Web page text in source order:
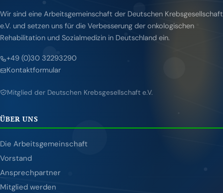
Wir sind eine Arbeitsgemeinschaft der Deutschen Krebsgesellschaft
e.V. und setzen uns für die Verbesserung der onkologischen
Rehabilitation und Sozialmedizin in Deutschland ein.
+49 (0)30 32293290
Kontaktformular
Mitglied der Deutschen Krebsgesellschaft e.V.
ÜBER UNS
Die Arbeitsgemeinschaft
Vorstand
Ansprechpartner
Mitglied werden